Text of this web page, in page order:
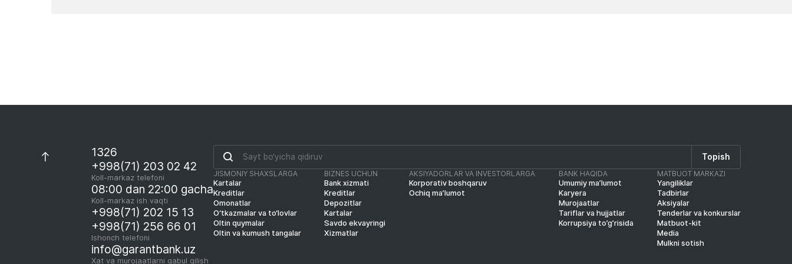
1326
+998(71) 203 02 42
Koll-markaz telefoni
08:00 dan 22:00 gacha
Koll-markaz ish vaqti
+998(71) 202 15 13
+998(71) 256 66 01
Ishonch telefoni
info@garantbank.uz
Xat va murojaatlarni qabul qilish
Topish
JISMONIY SHAXSLARGA
Kartalar
Kreditlar
Omonatlar
O‘tkazmalar va to‘lovlar
Oltin quymalar
Oltin va kumush tangalar
BIZNES UCHUN
Bank xizmati
Kreditlar
Depozitlar
Kartalar
Savdo ekvayringi
Xizmatlar
AKSIYADORLAR VA INVESTORLARGA
Korporativ boshqaruv
Ochiq ma’lumot
BANK HAQIDA
Umumiy ma’lumot
Karyera
Murojaatlar
Tariflar va hujjatlar
Korrupsiya to’g’risida
MATBUOT MARKAZI
Yangiliklar
Tadbirlar
Aksiyalar
Tenderlar va konkurslar
Matbuot-kit
Media
Mulkni sotish